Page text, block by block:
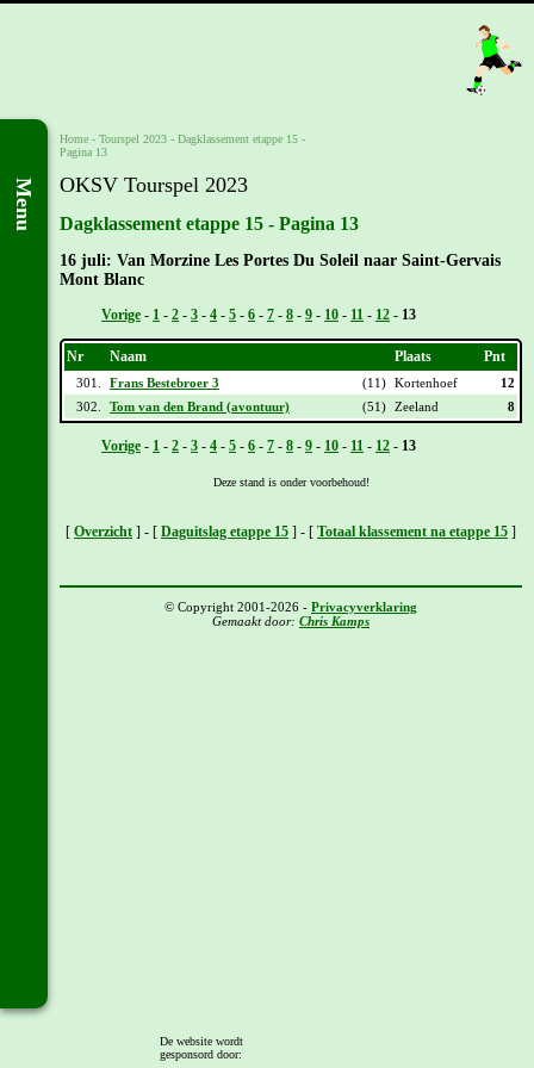
Menu
Home - Tourspel 2023 - Dagklassement etappe 15 -
Pagina 13
OKSV Tourspel 2023
Dagklassement etappe 15 - Pagina 13
16 juli: Van Morzine Les Portes Du Soleil naar Saint-Gervais
Mont Blanc
Vorige - 1 - 2 - 3 - 4 - 5 - 6 - 7 - 8 - 9 - 10 - 11 - 12 - 13
Nr Naam Plaats Pnt
301. Frans Bestebroer 3 (11) Kortenhoef
12
302.
Tom van den Brand (avontuur) (51) Zeeland 8
Vorige - 1 - 2 - 3 - 4 - 5 - 6 - 7 - 8 - 9 - 10 - 11 - 12 - 13
Deze stand is onder voorbehoud!
[ Overzicht ] - [ Daguitslag etappe 15 ] - [ Totaal klassement na etappe 15 ]
© Copyright 2001-2026 - Privacyverklaring
Gemaakt door: Chris Kamps
De website wordt
gesponsord door: